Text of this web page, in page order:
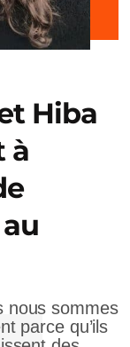
Hiba
à
nous sommes
parce qu’ils